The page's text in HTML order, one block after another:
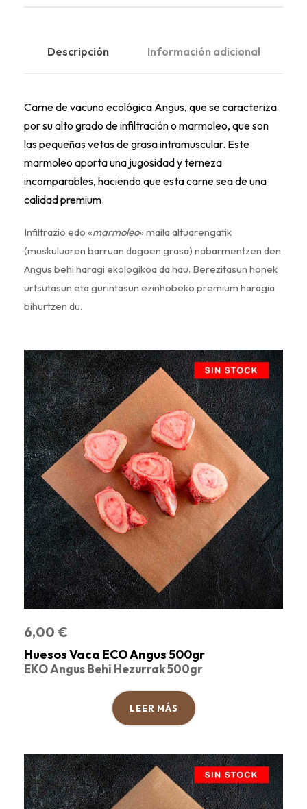
Descripción Información adicional
Carne de vacuno ecológica Angus, que se caracteriza
por su alto grado de infiltración o marmoleo, que son
las pequeñas vetas de grasa intramuscular. Este
marmoleo aporta una jugosidad y terneza
incomparables, haciendo que esta carne sea de una
calidad premium.
Infiltrazio edo «marmoleo» maila altuarengatik
(muskuluaren barruan dagoen grasa) nabarmentzen den
Angus behi haragi ekologikoa da hau. Berezitasun honek
urtsutasun eta gurintasun ezinhobeko premium haragia
bihurtzen du.
6,00 €
Huesos Vaca ECO Angus 500gr
EKO Angus Behi Hezurrak 500gr
LEER MÁS